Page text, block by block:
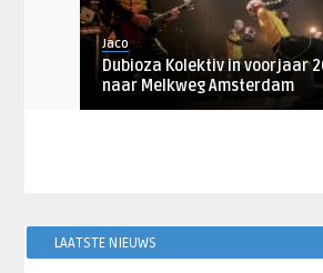
Jaco
Dubioza Kolektiv in voorjaar
naar Melkweg Amsterdam
LAATSTE NIEUWS